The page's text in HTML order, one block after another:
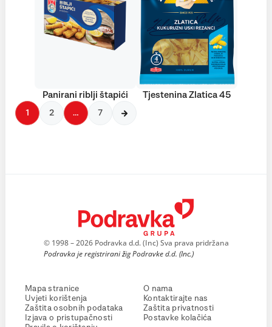
Panirani riblji štapići Tjestenina Zlatica 45
1 2 … 7
© 1998 – 2026 Podravka d.d. (Inc) Sva prava pridržana
Podravka je registrirani žig Podravke d.d. (Inc.)
Mapa stranice
Uvjeti korištenja
Zaštita osobnih podataka
Izjava o pristupačnosti
O nama
Kontaktirajte nas
Zaštita privatnosti
Postavke kolačića